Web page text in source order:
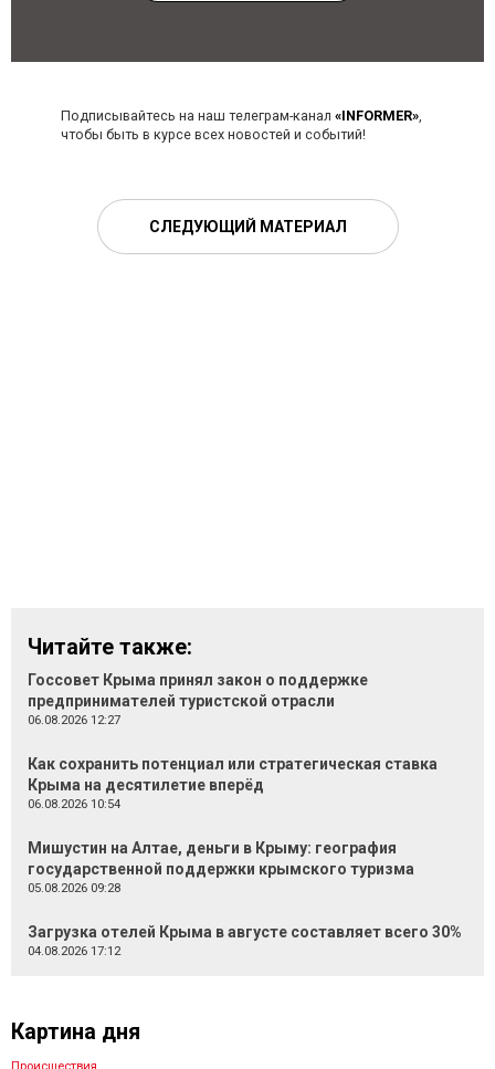
Подписывайтесь на наш телеграм-канал «INFORMER»,
чтобы быть в курсе всех новостей и событий!
СЛЕДУЮЩИЙ МАТЕРИАЛ
Читайте также:
Госсовет Крыма принял закон о поддержке
предпринимателей туристской отрасли
06.08.2026 12:27
Как сохранить потенциал или стратегическая ставка
Крыма на десятилетие вперёд
06.08.2026 10:54
Мишустин на Алтае, деньги в Крыму: география
государственной поддержки крымского туризма
05.08.2026 09:28
Загрузка отелей Крыма в августе составляет всего 30%
04.08.2026 17:12
Картина дня